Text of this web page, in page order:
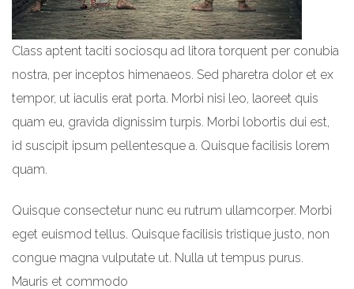
Class aptent taciti sociosqu ad litora torquent per conubia
nostra, per inceptos himenaeos. Sed pharetra dolor et ex
tempor, ut iaculis erat porta. Morbi nisi leo, laoreet quis
quam eu, gravida dignissim turpis. Morbi lobortis dui est,
id suscipit ipsum pellentesque a. Quisque facilisis lorem
quam.
Quisque consectetur nunc eu rutrum ullamcorper. Morbi
eget euismod tellus. Quisque facilisis tristique justo, non
congue magna vulputate ut. Nulla ut tempus purus.
Mauris et commodo